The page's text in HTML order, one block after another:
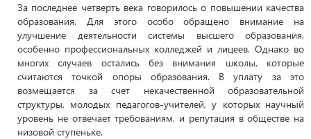
За последнее четверть века говорилось о повышении качества
образования. Для этого особо обращено внимание на
улучшение деятельности системы высшего образования,
особенно профессиональных колледжей и лицеев. Однако во
многих случаев остались без внимания школы, которые
считаются точкой опоры образования. В уплату за это
возмещается за счет некачественной образовательной
структуры, молодых педагогов-учителей, у которых научный
уровень не отвечает требованиям, и репутация в обществе на
низовой ступеньке.